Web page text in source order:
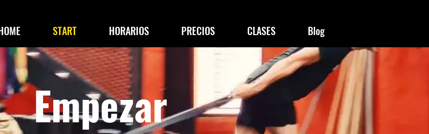
START HORARIOS PRECIOS CLASES Blog
Empezar